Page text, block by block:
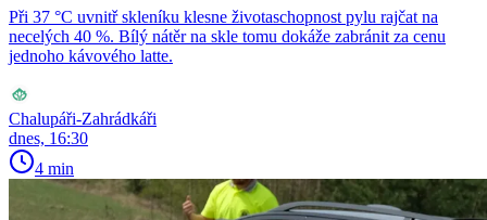
Při 37 °C uvnitř skleníku klesne životaschopnost pylu rajčat na
necelých 40 %. Bílý nátěr na skle tomu dokáže zabránit za cenu
jednoho kávového latte.
Chalupáři-Zahrádkáři
dnes, 16:30
4 min